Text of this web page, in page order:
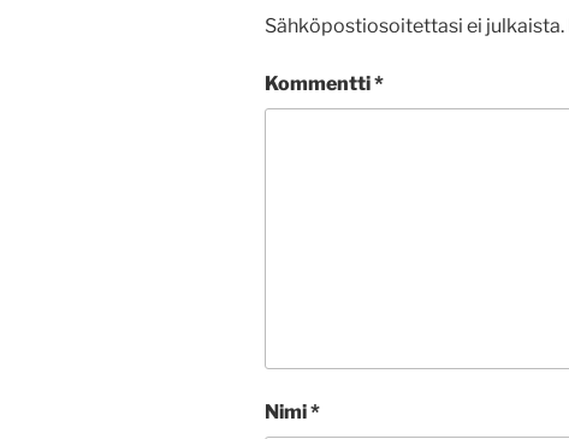
Sähköpostiosoitettasi ei julkaista.
Kommentti*
Nimi*